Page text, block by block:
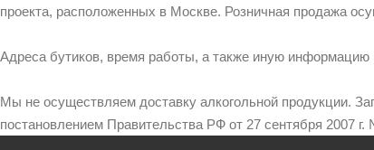
проекта, расположенных в Москве. Розничная продажа
Адреса бутиков, время работы, а также иную информацию
Мы не осуществляем доставку алкогольной продукции.
постановлением Правительства РФ от 27 сентября 2007 г.